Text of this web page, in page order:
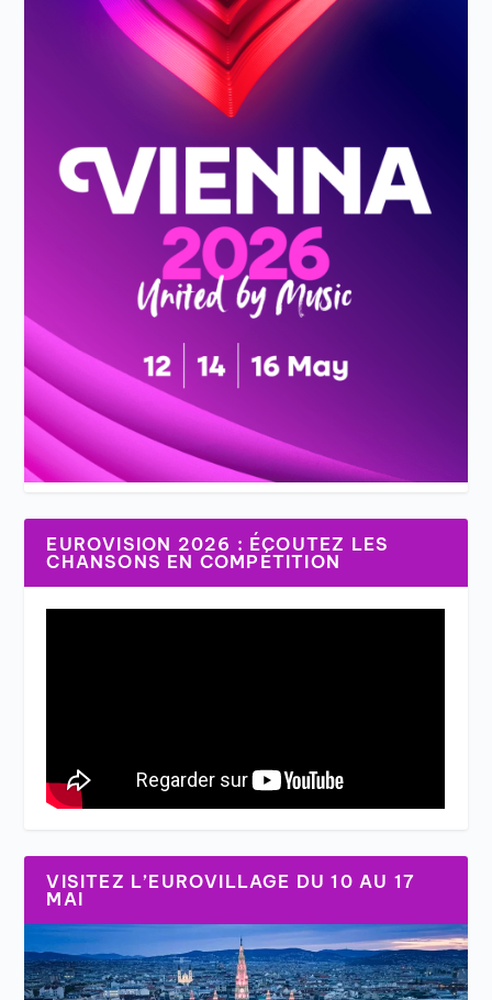
EUROVISION 2026 : ÉCOUTEZ LES
CHANSONS EN COMPÉTITION
VISITEZ L’EUROVILLAGE DU 10 AU 17
MAI